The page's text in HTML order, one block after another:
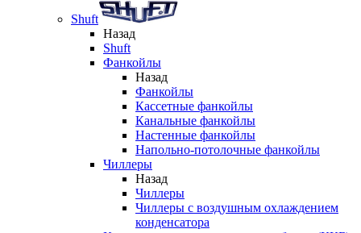
Shuft
Назад
Shuft
Фанкойлы
Назад
Фанкойлы
Кассетные фанкойлы
Канальные фанкойлы
Настенные фанкойлы
Напольно-потолочные фанкойлы
Чиллеры
Назад
Чиллеры
Чиллеры с воздушным охлаждением
конденсатора